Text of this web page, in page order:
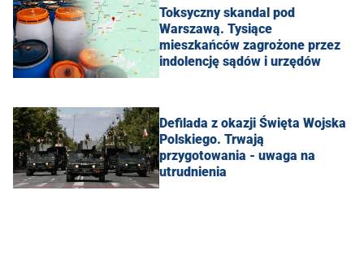
Toksyczny skandal pod
Warszawą. Tysiące
mieszkańców zagrożone przez
indolencję sądów i urzędów
Defilada z okazji Święta Wojska
Polskiego. Trwają
przygotowania - uwaga na
utrudnienia